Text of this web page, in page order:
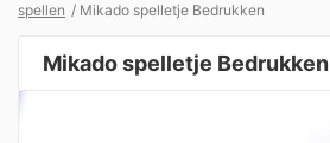
spellen / Mikado spelletje Bedrukken
Mikado spelletje Bedrukken